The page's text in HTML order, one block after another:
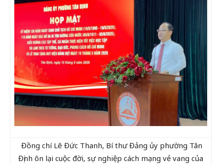
Đồng chí Lê Đức Thanh, Bí thư Đảng ủy phường Tân
Định ôn lại cuộc đời, sự nghiệp cách mạng vẻ vang của